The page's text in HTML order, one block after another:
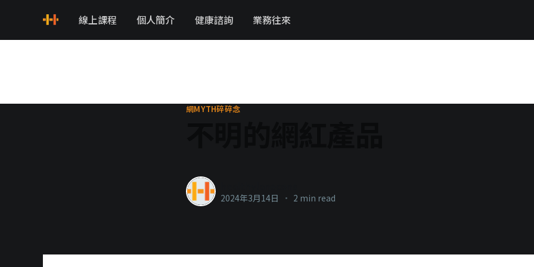
線上課程 個人簡介 健康諮詢 業務往來
網MYTH碎碎念
2024年3月14日 • 2 min read